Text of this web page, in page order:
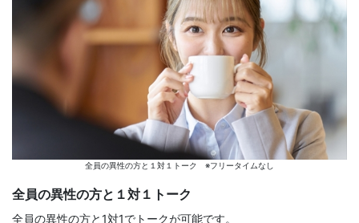
全員の異性の方と１対１トーク ※フリータイムなし
全員の異性の方と１対１トーク
全員の異性の方と1対1でトークが可能です。